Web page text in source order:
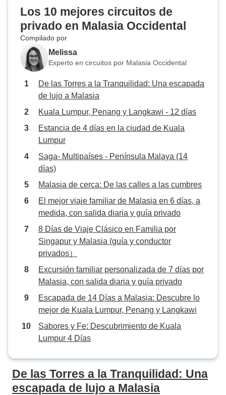
Los 10 mejores circuitos de
privado en Malasia Occidental
Compilado por
Melissa
Experto en circuitos por Malasia Occidental
De las Torres a la Tranquilidad: Una escapada
de lujo a Malasia
Kuala Lumpur, Penang y Langkawi - 12 días
Estancia de 4 días en la ciudad de Kuala
Lumpur
Saga- Multipaíses - Península Malaya (14
días)
Malasia de cerca: De las calles a las cumbres
El mejor viaje familiar de Malasia en 6 días, a
medida, con salida diaria y guía privado
8 Días de Viaje Clásico en Familia por
Singapur y Malasia (guía y conductor
privados）
Excursión familiar personalizada de 7 días por
Malasia, con salida diaria y guía privado
Escapada de 14 Días a Malasia: Descubre lo
mejor de Kuala Lumpur, Penang y Langkawi
Sabores y Fe: Descubrimiento de Kuala
Lumpur 4 Días
De las Torres a la Tranquilidad: Una
escapada de lujo a Malasia